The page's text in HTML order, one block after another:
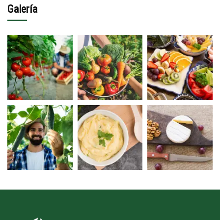
Galería